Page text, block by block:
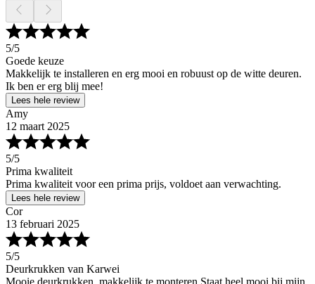
5/5
Goede keuze
Makkelijk te installeren en erg mooi en robuust op de witte deuren.
Ik ben er erg blij mee!
Lees hele review
Amy
12 maart 2025
5/5
Prima kwaliteit
Prima kwaliteit voor een prima prijs, voldoet aan verwachting.
Lees hele review
Cor
13 februari 2025
5/5
Deurkrukken van Karwei